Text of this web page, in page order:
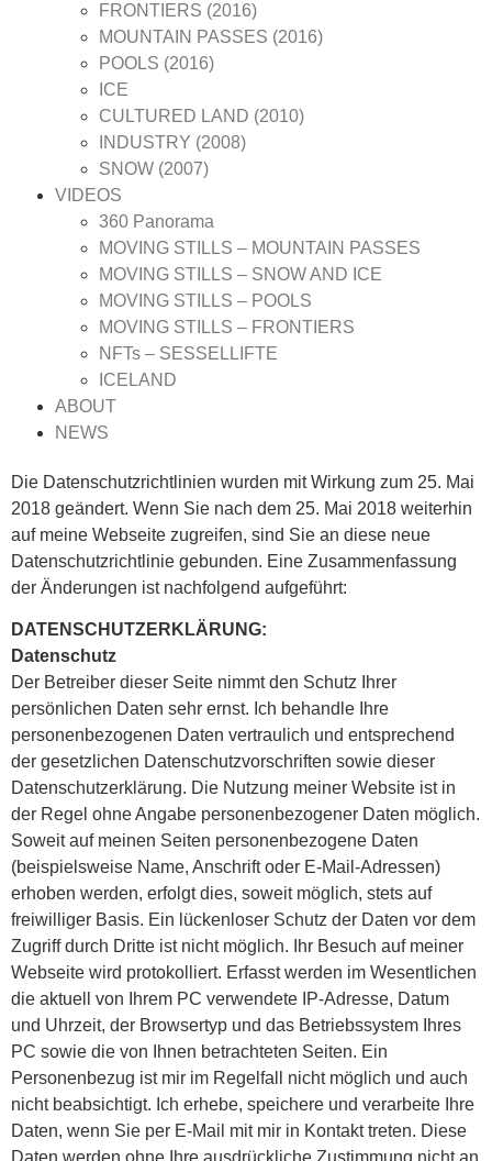
FRONTIERS (2016)
MOUNTAIN PASSES (2016)
POOLS (2016)
ICE
CULTURED LAND (2010)
INDUSTRY (2008)
SNOW (2007)
VIDEOS
360 Panorama
MOVING STILLS – MOUNTAIN PASSES
MOVING STILLS – SNOW AND ICE
MOVING STILLS – POOLS
MOVING STILLS – FRONTIERS
NFTs – SESSELLIFTE
ICELAND
ABOUT
NEWS
Die Datenschutzrichtlinien wurden mit Wirkung zum 25. Mai
2018 geändert. Wenn Sie nach dem 25. Mai 2018 weiterhin
auf meine Webseite zugreifen, sind Sie an diese neue
Datenschutzrichtlinie gebunden. Eine Zusammenfassung
der Änderungen ist nachfolgend aufgeführt:
DATENSCHUTZERKLÄRUNG:
Datenschutz
Der Betreiber dieser Seite nimmt den Schutz Ihrer
persönlichen Daten sehr ernst. Ich behandle Ihre
personenbezogenen Daten vertraulich und entsprechend
der gesetzlichen Datenschutzvorschriften sowie dieser
Datenschutzerklärung. Die Nutzung meiner Website ist in
der Regel ohne Angabe personenbezogener Daten möglich.
Soweit auf meinen Seiten personenbezogene Daten
(beispielsweise Name, Anschrift oder E-Mail-Adressen)
erhoben werden, erfolgt dies, soweit möglich, stets auf
freiwilliger Basis. Ein lückenloser Schutz der Daten vor dem
Zugriff durch Dritte ist nicht möglich. Ihr Besuch auf meiner
Webseite wird protokolliert. Erfasst werden im Wesentlichen
die aktuell von Ihrem PC verwendete IP-Adresse, Datum
und Uhrzeit, der Browsertyp und das Betriebssystem Ihres
PC sowie die von Ihnen betrachteten Seiten. Ein
Personenbezug ist mir im Regelfall nicht möglich und auch
nicht beabsichtigt. Ich erhebe, speichere und verarbeite Ihre
Daten, wenn Sie per E-Mail mit mir in Kontakt treten. Diese